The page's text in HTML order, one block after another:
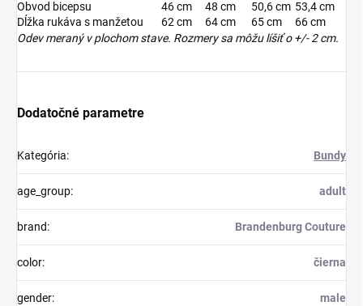
Obvod bicepsu 46 cm 48 cm 50,6 cm 53,4 cm
Dĺžka rukáva s manžetou
62 cm 64 cm 65 cm
66 cm
Odev meraný v plochom stave. Rozmery sa môžu líšiť o +/- 2 cm.
Dodatočné parametre
Kategória: Bundy
age_group: adult
brand: Brandenburg Couture
color: čierna
gender: male